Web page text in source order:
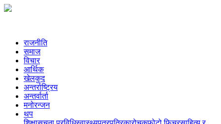
राजनीति
समाज
विचार
आर्थिक
खेलकुद
अन्तर्राष्ट्रिय
अन्तर्वार्ता
मनोरन्जन
थप